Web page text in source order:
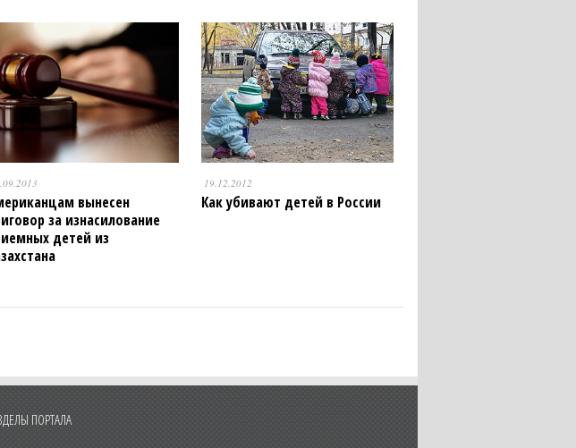
вынесен
за изнасилование
детей из
19.12.2012
Как убивают детей в России
ПОРТАЛА